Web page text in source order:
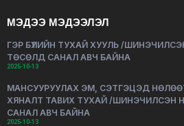
МЭДЭЭ МЭДЭЭЛЭЛ
ГЭР БҮЛИЙН ТУХАЙ ХУУЛЬ /
ТӨСӨЛД САНАЛ АВЧ БАЙНА
2025-10-13
МАНСУУРУУЛАХ ЭМ, СЭТГЭЦЭД
ХЯНАЛТ ТАВИХ ТУХАЙ /ШИНЭЧИЛСЭН
САНАЛ АВЧ БАЙНА
2025-10-13